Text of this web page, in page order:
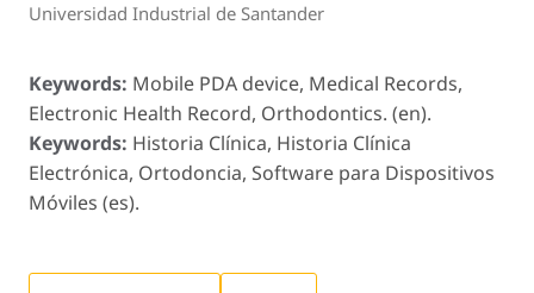
Universidad Industrial de Santander
Keywords: Mobile PDA device, Medical Records,
Electronic Health Record, Orthodontics. (en).
Keywords: Historia Clínica, Historia Clínica
Electrónica, Ortodoncia, Software para Dispositivos
Móviles (es).